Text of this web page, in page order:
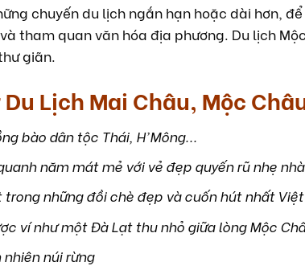
chuyến du lịch ngắn hạn hoặc dài hơn,
tham quan văn hóa địa phương. Du lịch
giãn.
Lịch Mai Châu, Mộc
bào dân tộc Thái, H'Mông...
năm mát mẻ với vẻ đẹp quyến rũ nhẹ
những đồi chè đẹp và cuốn hút nhất
ví như một Đà Lạt thu nhỏ giữa lòng Mộc
núi rừng